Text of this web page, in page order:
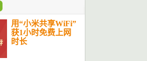
用“小米共享WiFi”
获1小时免费上网
时长